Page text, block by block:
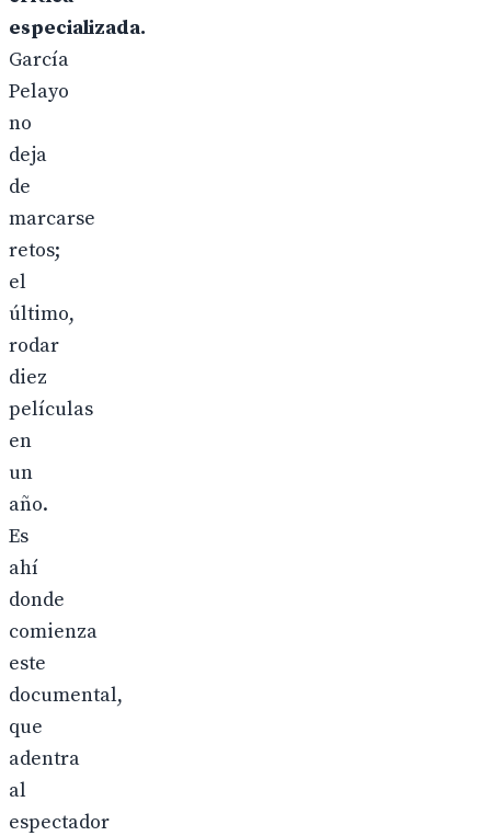
especializada.
García
Pelayo
no
deja
de
marcarse
retos;
el
último,
rodar
diez
películas
en
un
año.
Es
ahí
donde
comienza
este
documental,
que
adentra
al
espectador